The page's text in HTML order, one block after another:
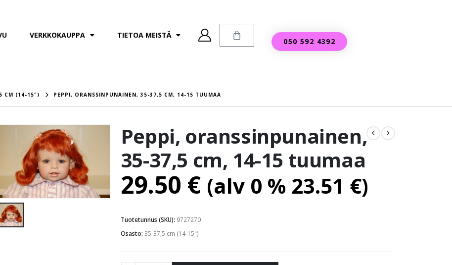
VERKKOKAUPPA TIETOA MEISTÄ
050 592 4392
CM (14-15") PEPPI, ORANSSINPUNAINEN, 35-37,5 CM, 14-15 TUUMAA
Peppi, oranssinpunainen,
35-37,5 cm, 14-15 tuumaa
29.50 € (alv 0 % 23.51 €)
Tuotetunnus (SKU): 9727270
Osasto: 35-37,5 cm (14-15")